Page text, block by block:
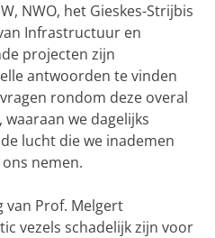
NWO, het Gieskes-Strijbis
Infrastructuur en
projecten zijn
antwoorden te vinden
rondom deze overal
we dagelijks
lucht die we inademen
nemen.
Prof. Melgert
vezels schadelijk zijn voor